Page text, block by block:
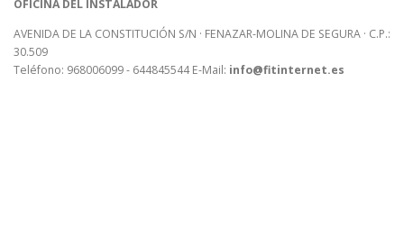
OFICINA DEL INSTALADOR
AVENIDA DE LA CONSTITUCIÓN S/N · FENAZAR-MOLINA DE SEGURA · C.P.:
30.509
Teléfono: 968006099 - 644845544 E-Mail: info@fitinternet.es